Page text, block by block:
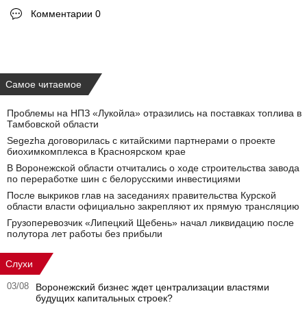
Комментарии 0
Самое читаемое
Проблемы на НПЗ «Лукойла» отразились на поставках топлива в
Тамбовской области
Segezha договорилась с китайскими партнерами о проекте
биохимкомплекса в Красноярском крае
В Воронежской области отчитались о ходе строительства завода
по переработке шин с белорусскими инвестициями
После выкриков глав на заседаниях правительства Курской
области власти официально закрепляют их прямую трансляцию
Грузоперевозчик «Липецкий Щебень» начал ликвидацию после
полутора лет работы без прибыли
Слухи
03/08
Воронежский бизнес ждет централизации властями
будущих капитальных строек?